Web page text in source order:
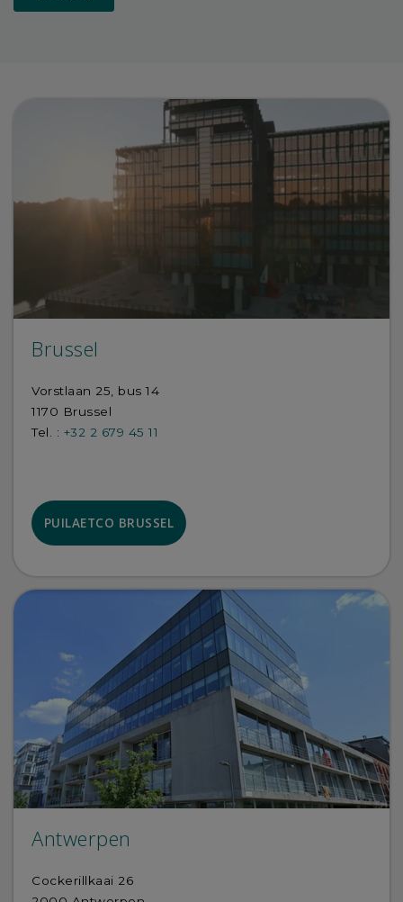
Brussel
Vorstlaan 25, bus 14
1170 Brussel
Tel. : +32 2 679 45 11
PUILAETCO BRUSSEL
Antwerpen
Cockerillkaai 26